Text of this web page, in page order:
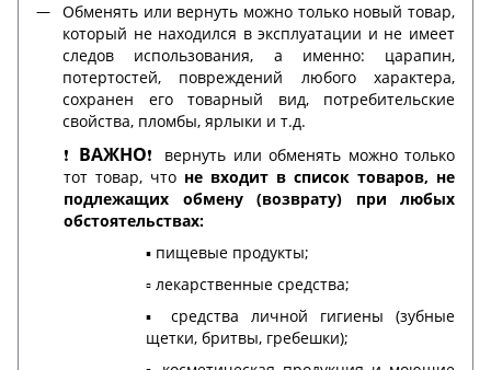
Обменять или вернуть можно только новый товар,
который не находился в эксплуатации и не имеет
следов использования, а именно: царапин,
потертостей, повреждений любого характера,
сохранен его товарный вид, потребительские
свойства, пломбы, ярлыки и т.д.
❗️ ВАЖНО❗️ вернуть или обменять можно только
тот товар, что не входит в список товаров, не
подлежащих обмену (возврату) при любых
обстоятельствах:
▪️ пищевые продукты;
▫️ лекарственные средства;
▪️ средства личной гигиены (зубные
щетки, бритвы, гребешки);